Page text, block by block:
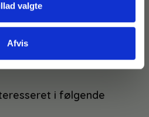
valgte
Afvis
i følgende